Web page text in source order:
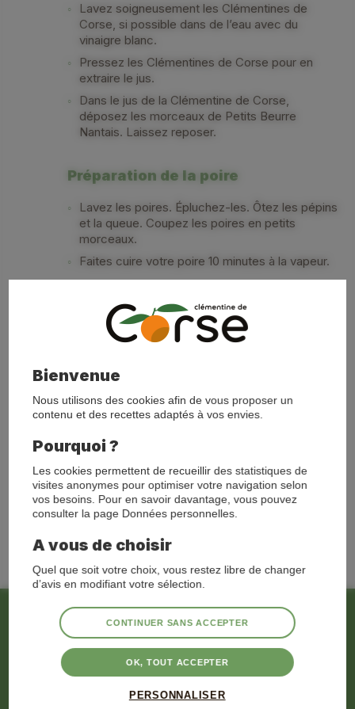
Lavez soigneusement les Clémentines de
Corse, si possible dans de l’eau avec du
vinaigre blanc.
Pressez les Clémentines de Corse pour en
extraire le jus.
Dans le jus de la Clémentine de Corse,
déposez les morceaux de Petits Beurre
Nantais. Laissez reposer.
Préparation de la poire
Lavez les poires. Épluchez-les. Ôtez les pépins
et la queue. Coupez les poires en petits
morceaux.
Faites cuire votre poire 10 minutes à la vapeur.
La compote
Mixez les poires, le jus de Clémentine de Corse
progressivement et selon le goût de bébé le jus
de la Clémentine de Corse.
Laissez refroidir pendant 2 heures environ.
PLUS DE
Bienvenue
Nous utilisons des cookies afin de vous proposer un
contenu et des recettes adaptés à vos envies.
Pourquoi ?
Les cookies permettent de recueillir des statistiques de
visites anonymes pour optimiser votre navigation selon
vos besoins. Pour en savoir davantage, vous pouvez
consulter la page Données personnelles.
A vous de choisir
Quel que soit votre choix, vous restez libre de changer
d’avis en modifiant votre sélection.
OK, TOUT ACCEPTER
CONTINUER SANS ACCEPTER
PERSONNALISER